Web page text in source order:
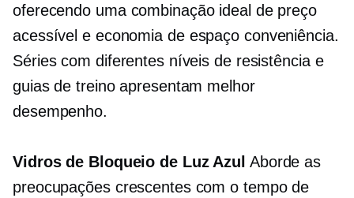
oferecendo uma combinação ideal de preço
acessível e economia de espaço conveniência.
Séries com diferentes níveis de resistência e
guias de treino apresentam melhor
desempenho.
Vidros de Bloqueio de Luz Azul Aborde as
preocupações crescentes com o tempo de